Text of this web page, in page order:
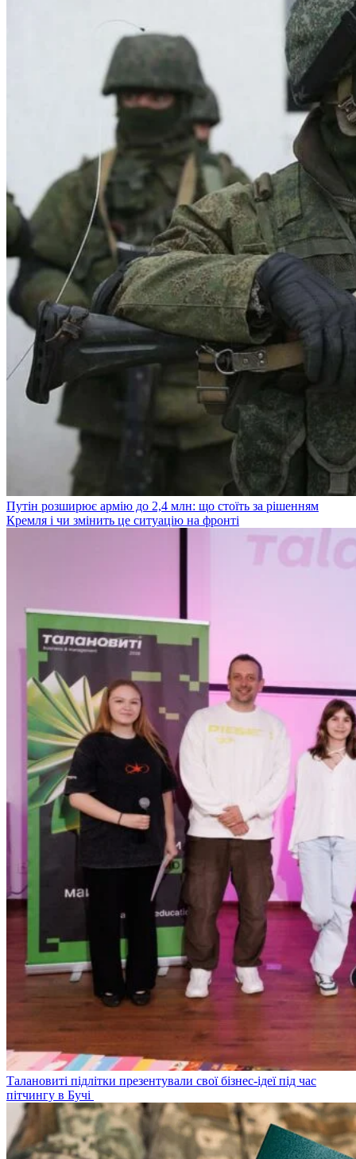
Путін розширює армію до 2,4 млн: що стоїть за рішенням
Кремля і чи змінить це ситуацію на фронті
Талановиті підлітки презентували свої бізнес-ідеї під час
пітчингу в Бучі